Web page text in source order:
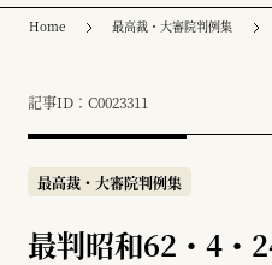
Home 最高裁・大審院判例集
記事ID：C0023311
最高裁・大審院判例集
最判昭和62・4・